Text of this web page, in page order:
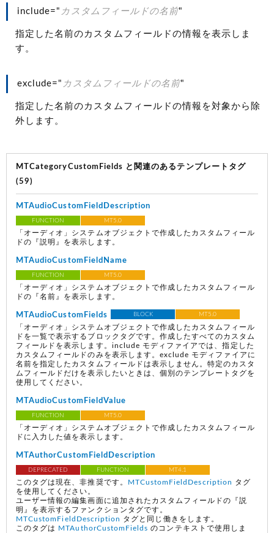
include=" カスタムフィールドの名前"
指定した名前のカスタムフィールドの情報を表示しま
す。
exclude=" カスタムフィールドの名前"
指定した名前のカスタムフィールドの情報を対象から除
外します。
MTCategoryCustomFields と関連のあるテンプレートタグ
(59)
MTAudioCustomFieldDescription
FUNCTION MT5.0
「オーディオ」システムオブジェクトで作成したカスタムフィール
ドの『説明』を表示します。
MTAudioCustomFieldName
FUNCTION MT5.0
「オーディオ」システムオブジェクトで作成したカスタムフィール
ドの『名前』を表示します。
MTAudioCustomFields BLOCK MT5.0
「オーディオ」システムオブジェクトで作成したカスタムフィール
ドを一覧で表示するブロックタグです。作成したすべてのカスタム
フィールドを表示します。include モディファイアでは、指定した
カスタムフィールドのみを表示します。exclude モディファイアに
名前を指定したカスタムフィールドは表示しません。特定のカスタ
ムフィールドだけを表示したいときは、個別のテンプレートタグを
使用してください。
MTAudioCustomFieldValue
FUNCTION MT5.0
「オーディオ」システムオブジェクトで作成したカスタムフィール
ドに入力した値を表示します。
MTAuthorCustomFieldDescription
DEPRECATED FUNCTION MT4.1
このタグは現在、非推奨です。 MTCustomFieldDescription タグ
を使用してください。
ユーザー情報の編集画面に追加されたカスタムフィールドの『説
明』を表示するファンクションタグです。
MTCustomFieldDescription タグと同じ働きをします。
このタグは
MTAuthorCustomFields のコンテキストで使用しま